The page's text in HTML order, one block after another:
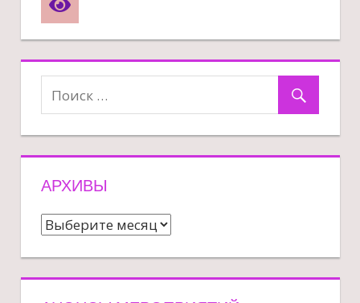
АРХИВЫ
Архивы